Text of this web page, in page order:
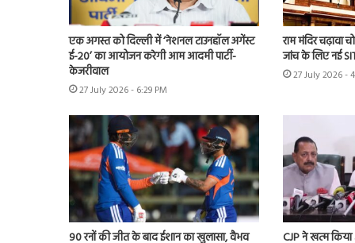
एक अगस्त को दिल्ली में ‘नेशनल टाउनहॉल अगेंस्ट
ई-20’ का आयोजन करेगी आम आदमी पार्टी-
केजरीवाल
27 July 2026 - 6:29 PM
राम मंदिर चढ़ावा
जांच के लिए नई
27 July 2026 -
90 रनों की जीत के बाद ईशान का खुलासा, वैभव CJP ने खत्म